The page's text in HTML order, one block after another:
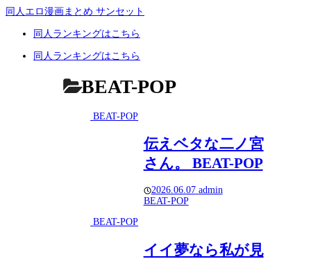
同人エロ漫画まとめ サンセット
同人ランキングはこちら
同人ランキングはこちら
BEAT-POP
BEAT-POP
伝えベタな二ノ宮
さん。 BEAT-POP
2026.06.07 admin
BEAT-POP
BEAT-POP
イイ夢なら私が見